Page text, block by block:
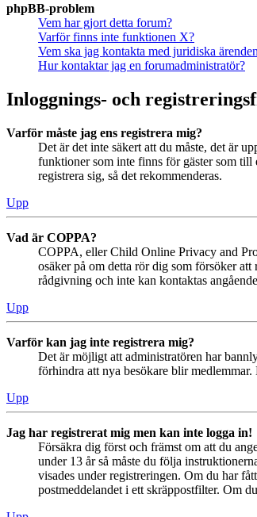
phpBB-problem
Vem har gjort detta forum?
Varför finns inte funktionen X?
Vem ska jag kontakta med juridiska
Hur kontaktar jag en forumadministratör?
Inloggnings- och
Varför måste jag ens registrera mig?
Det är det inte säkert att du måste, det är
funktioner som inte finns för gäster som till
registrera sig, så det rekommenderas.
Upp
Vad är COPPA?
COPPA, eller Child Online Privacy and
osäker på om detta rör dig som försöker
rådgivning och inte kan kontaktas
Upp
Varför kan jag inte registrera mig?
Det är möjligt att administratören har
förhindra att nya besökare blir
Upp
Jag har registrerat mig men kan inte logga in!
Försäkra dig först och främst om att du
under 13 år så måste du följa
visades under registreringen. Om du har
postmeddelandet i ett skräppostfilter. Om